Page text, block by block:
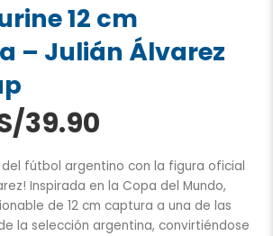
12 cm
– Julián Álvarez
80.00.
39.90
actual
es:
S/39.90.
del fútbol argentino con la figura oficial
Inspirada en la Copa del Mundo,
de 12 cm captura a una de las
la selección argentina, convirtiéndose